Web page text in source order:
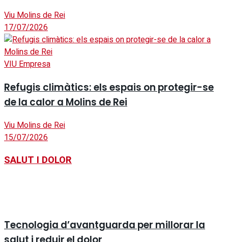
Viu Molins de Rei
17/07/2026
VIU Empresa
Refugis climàtics: els espais on protegir-se
de la calor a Molins de Rei
Viu Molins de Rei
15/07/2026
SALUT I DOLOR
Tecnologia d’avantguarda per millorar la